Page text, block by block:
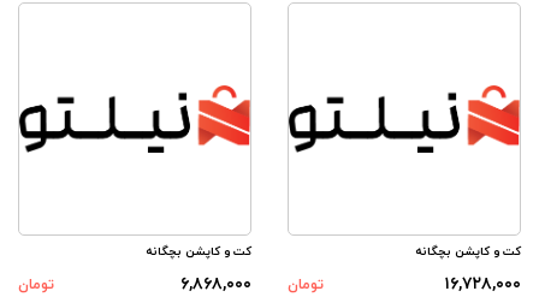
کت و کاپشن بچگانه
۱۶,۷۲۸,۰۰۰
تومان
کت و کاپشن بچگانه
۶,۸۶۸,۰۰۰
تومان